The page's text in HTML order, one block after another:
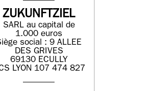
ZUKUNFTZIEL
SARL au capital de
1.000 euros
social : 9 ALLEE
DES GRIVES
69130 ECULLY
LYON 107 474 827